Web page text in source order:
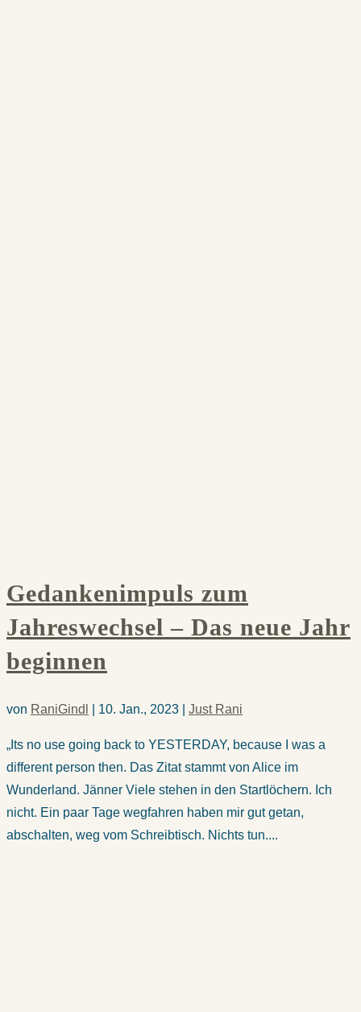
Gedankenimpuls zum
Jahreswechsel – Das neue Jahr
beginnen
von RaniGindl 10. Jan., 2023 Just Rani
„Its no use going back to YESTERDAY, because I was a
different person then. Das Zitat stammt von Alice im
Wunderland. Jänner Viele stehen in den Startlöchern. Ich
nicht. Ein paar Tage wegfahren haben mir gut getan,
abschalten, weg vom Schreibtisch. Nichts tun....